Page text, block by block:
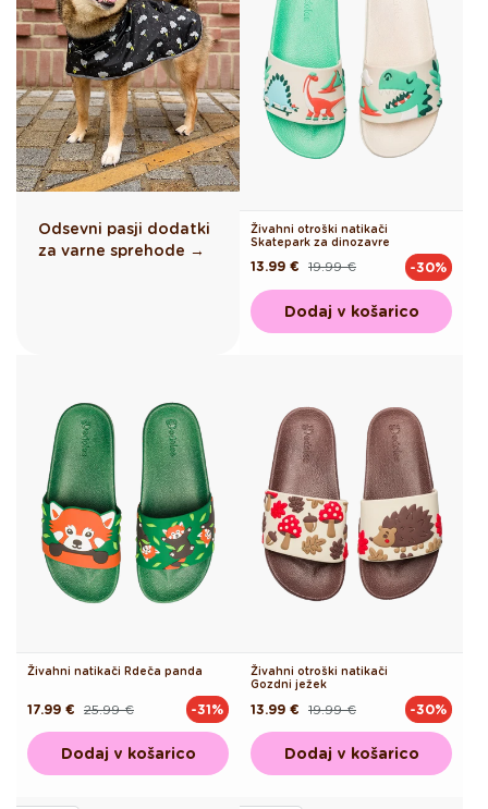
Odsevni pasji dodatki
za varne sprehode →
Živahni otroški natikači
Skatepark za dinozavre
Redna
19.99 €
Akcijska
13.99 € -30%
Dodaj v košarico
Živahni natikači Rdeča panda
Redna
25.99 €
Akcijska
17.99 € -31%
Dodaj v košarico
Živahni otroški natikači
Gozdni ježek
Redna
19.99 €
Akcijska
13.99 € -30%
Dodaj v košarico